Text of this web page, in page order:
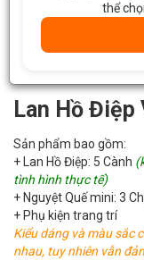
Lan Hồ Điệp
Sản phẩm bao gồm:
+ Lan Hồ Điệp: 5 Cành
tình hình thực tế)
+ Nguyệt Quế mini: 3
+ Phụ kiện trang trí
Kiểu dáng và màu sắc
nhau, tuy nhiên vẫn
thể